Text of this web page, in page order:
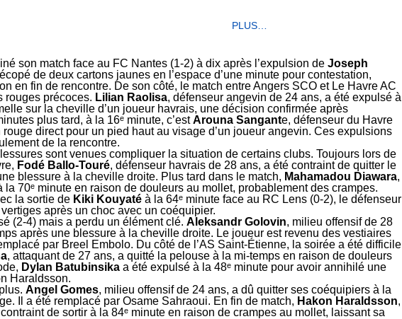
PLUS…
son match face au FC Nantes (1-2) à dix après l’expulsion de Joseph
de deux cartons jaunes en l’espace d’une minute pour contestation,
en fin de rencontre. De son côté, le match entre Angers SCO et Le Havre AC
rouges précoces. Lilian Raolisa, défenseur angevin de 24 ans, a été expulsé à
sur la cheville d’un joueur havrais, une décision confirmée après
plus tard, à la 16ᵉ minute, c’estArouna Sangante, défenseur du Havre
direct pour un pied haut au visage d’un joueur angevin. Ces expulsions
de la rencontre.
sont venues compliquer la situation de certains clubs. Toujours lors de
Fodé Ballo-Touré, défenseur havrais de 28 ans, a été contraint de quitter le
blessure à la cheville droite. Plus tard dans le match, Mahamadou Diawara,
70ᵉ minute en raison de douleurs au mollet, probablement des crampes.
la sortie de Kiki Kouyaté à la 64ᵉ minute face au RC Lens (0-2), le défenseur
après un choc avec un coéquipier.
(2-4) mais a perdu un élément clé. Aleksandr Golovin, milieu offensif de 28
après une blessure à la cheville droite. Le joueur est revenu des vestiaires
par Breel Embolo. Du côté de l’AS Saint-Étienne, la soirée a été difficile
, attaquant de 27 ans, a quitté la pelouse à la mi-temps en raison de douleurs
Dylan Batubinsika a été expulsé à la 48ᵉ minute pour avoir annihilé une
Haraldsson.
Angel Gomes, milieu offensif de 24 ans, a dû quitter ses coéquipiers à la
Il a été remplacé par Osame Sahraoui. En fin de match, Hakon Haraldsson,
de sortir à la 84ᵉ minute en raison de crampes au mollet, laissant sa